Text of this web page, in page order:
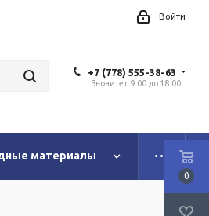
Войти
+7 (778) 555-38-63
Звоните с 9:00 до 18:00
материалы
0